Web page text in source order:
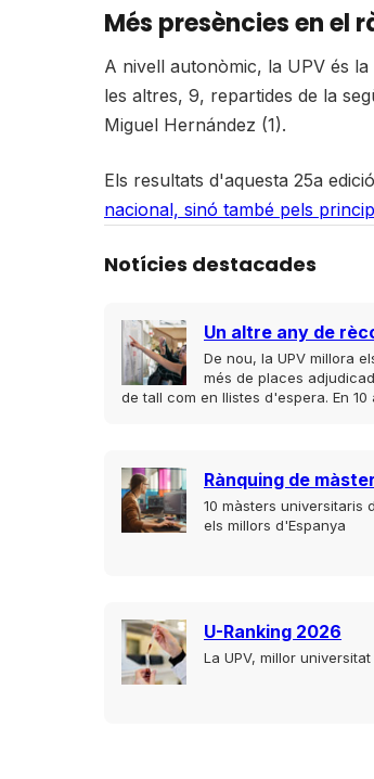
Més presències en el
A nivell autonòmic, la UPV és
les altres, 9, repartides de la
Miguel Hernández (1).
Els resultats d'aquesta 25a
nacional, sinó també pels
Notícies destacades
Un altre any de
De nou, la UPV millora
més de places
de tall com en llistes d'espera. En
Rànquing de
10 màsters universitaris
els millors d'Espanya
U-Ranking 2026
La UPV, millor